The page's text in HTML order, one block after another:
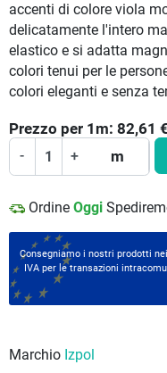
accenti di colore viola
delicatamente l'intero
elastico e si adatta
colori tenui per le
colori eleganti e senza
Prezzo per 1 m: 82,61 €
- + m
Ordine Oggi
Consegniamo i nostri prodotti
IVA per le transazioni
Marchio Izpol